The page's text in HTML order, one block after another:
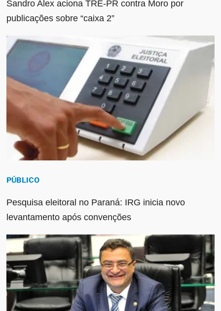
Sandro Alex aciona TRE-PR contra Moro por
publicações sobre “caixa 2”
PÚBLICO
Pesquisa eleitoral no Paraná: IRG inicia novo
levantamento após convenções